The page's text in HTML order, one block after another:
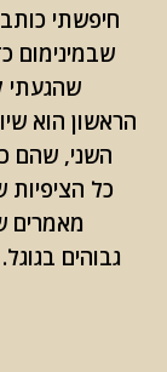
חיפשתי
שבמינימום
שהגעתי
הראשון הוא
השני, שהם
כל
מאמרים
גבוהים